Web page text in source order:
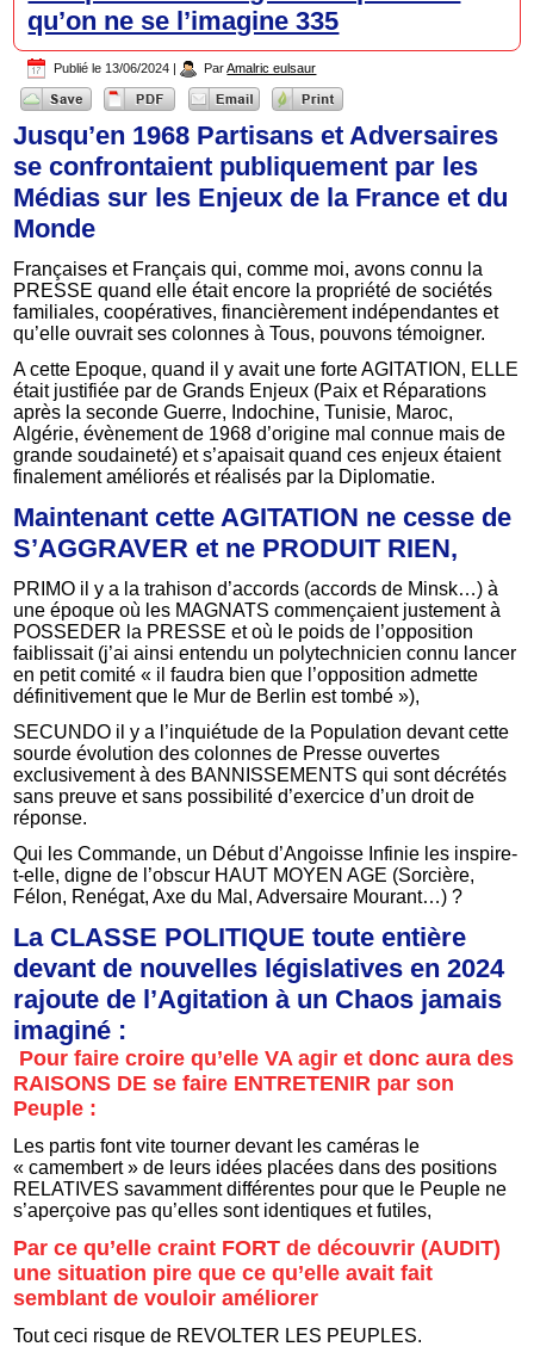
qu’on ne se l’imagine 335
Publié le 13/06/2024 | Par Amalric eulsaur
Jusqu’en 1968 Partisans et Adversaires
se confrontaient publiquement par les
Médias sur les Enjeux de la France et du
Monde
Françaises et Français qui, comme moi, avons connu la
PRESSE quand elle était encore la propriété de sociétés
familiales, coopératives, financièrement indépendantes et
qu’elle ouvrait ses colonnes à Tous, pouvons témoigner.
A cette Epoque, quand il y avait une forte AGITATION, ELLE
était justifiée par de Grands Enjeux (Paix et Réparations
après la seconde Guerre, Indochine, Tunisie, Maroc,
Algérie, évènement de 1968 d’origine mal connue mais de
grande soudaineté) et s’apaisait quand ces enjeux étaient
finalement améliorés et réalisés par la Diplomatie.
Maintenant cette AGITATION ne cesse de
S’AGGRAVER et ne PRODUIT RIEN,
PRIMO il y a la trahison d’accords (accords de Minsk…) à
une époque où les MAGNATS commençaient justement à
POSSEDER la PRESSE et où le poids de l’opposition
faiblissait (j’ai ainsi entendu un polytechnicien connu lancer
en petit comité « il faudra bien que l’opposition admette
définitivement que le Mur de Berlin est tombé »),
SECUNDO il y a l’inquiétude de la Population devant cette
sourde évolution des colonnes de Presse ouvertes
exclusivement à des BANNISSEMENTS qui sont décrétés
sans preuve et sans possibilité d’exercice d’un droit de
réponse.
Qui les Commande, un Début d’Angoisse Infinie les inspire-
t-elle, digne de l’obscur HAUT MOYEN AGE (Sorcière,
Félon, Renégat, Axe du Mal, Adversaire Mourant…) ?
La CLASSE POLITIQUE toute entière
devant de nouvelles législatives en 2024
rajoute de l’Agitation à un Chaos jamais
imaginé :
Pour faire croire qu’elle VA agir et donc aura des
RAISONS DE se faire ENTRETENIR par son
Peuple :
Les partis font vite tourner devant les caméras le
« camembert » de leurs idées placées dans des positions
RELATIVES savamment différentes pour que le Peuple ne
s’aperçoive pas qu’elles sont identiques et futiles,
Par ce qu’elle craint FORT de découvrir (AUDIT)
une situation pire que ce qu’elle avait fait
semblant de vouloir améliorer
Tout ceci risque de REVOLTER LES PEUPLES.